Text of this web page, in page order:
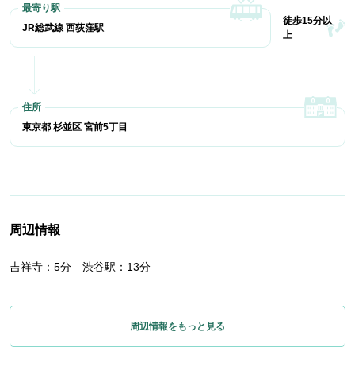
JR総武線 西荻窪駅
徒歩15分以
上
東京都 杉並区 宮前5丁目
周辺情報
吉祥寺：5分 渋谷駅：13分
周辺情報をもっと見る